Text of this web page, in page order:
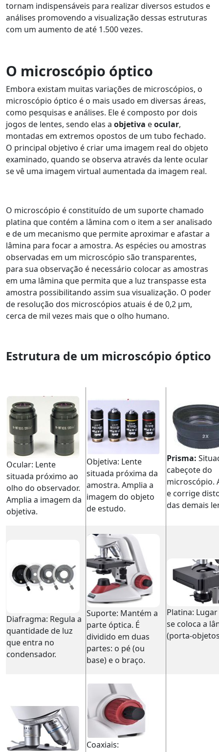
tornam indispensáveis para realizar diversos estudos e
análises promovendo a visualização dessas estruturas
com um aumento de até 1.500 vezes.
O microscópio óptico
Embora existam muitas variações de microscópios, o
microscópio óptico é o mais usado em diversas áreas,
como pesquisas e análises. Ele é composto por dois
jogos de lentes, sendo elas a objetiva eocular,
montadas em extremos opostos de um tubo fechado.
O principal objetivo é criar uma imagem real do objeto
examinado, quando se observa através da lente ocular
se vê uma imagem virtual aumentada da imagem real.
O microscópio é constituído de um suporte chamado
platina que contém a lâmina com o item a ser analisado
e de um mecanismo que permite aproximar e afastar a
lâmina para focar a amostra. As espécies ou amostras
observadas em um microscópio são transparentes,
para sua observação é necessário colocar as amostras
em uma lâmina que permita que a luz transpasse esta
amostra possibilitando assim sua visualização. O poder
de resolução dos microscópios atuais é de 0,2 µm,
cerca de mil vezes mais que o olho humano.
Estrutura de um microscópio óptico
Ocular: Lente
situada próximo ao
olho do observador.
Amplia a imagem da
objetiva.
Objetiva: Lente
situada próxima da
amostra. Amplia a
imagem do objeto
de estudo.
Prisma:
cabeçote do
microscópio.
e corrige
das demais
Diafragma: Regula a
quantidade de luz
que entra no
condensador.
Suporte: Mantém a
parte óptica. É
dividido em duas
partes: o pé (ou
base) e o braço.
Platina:
se coloca a
(porta-
Coaxiais: